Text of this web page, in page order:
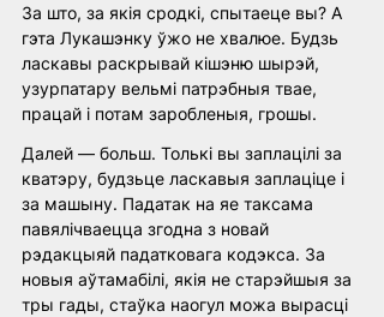
За што, за якія сродкі, спытаеце вы? А
гэта Лукашэнку ўжо не хвалюе. Будзь
ласкавы раскрывай кішэню шырэй,
узурпатару вельмі патрэбныя твае,
працай і потам заробленыя, грошы.
Далей — больш. Толькі вы заплацілі за
кватэру, будзьце ласкавыя заплаціце і
за машыну. Падатак на яе таксама
павялічваецца згодна з новай
рэдакцыяй падатковага кодэкса. За
новыя аўтамабілі, якія не старэйшыя за
тры гады, стаўка наогул можа вырасці